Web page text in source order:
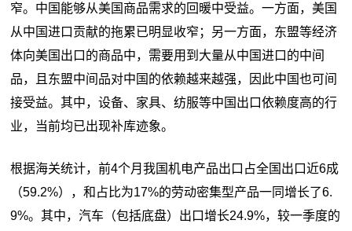
窄。中国能够从美国商品需求的回暖中受益。一方面，美国
从中国进口贡献的拖累已明显收窄；另一方面，东盟等经济
体向美国出口的商品中，需要用到大量从中国进口的中间
品，且东盟中间品对中国的依赖越来越强，因此中国也可间
接受益。其中，设备、家具、纺服等中国出口依赖度高的行
业，当前均已出现补库迹象。
根据海关统计，前4个月我国机电产品出口占全国出口近6成
（59.2%），和占比为17%的劳动密集型产品一同增长了6.
9%。其中，汽车（包括底盘）出口增长24.9%，较一季度的